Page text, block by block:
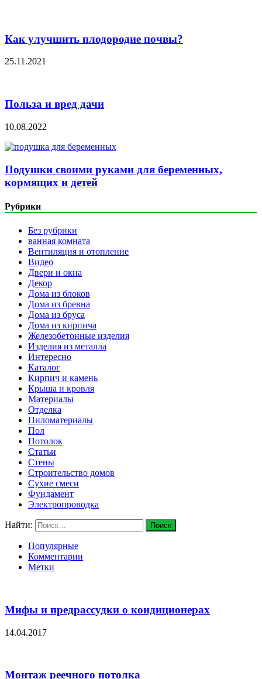
Как улучшить плодородие почвы?
25.11.2021
Польза и вред дачи
10.08.2022
Подушки своими руками для беременных,
кормящих и детей
Рубрики
Без рубрики
ванная комната
Вентиляция и отопление
Видео
Двери и окна
Декор
Дома из блоков
Дома из бревна
Дома из бруса
Дома из кирпича
Железобетонные изделия
Изделия из металла
Интересно
Каталог
Кирпич и камень
Крыша и кровля
Материалы
Отделка
Пиломатериалы
Пол
Потолок
Статьи
Стены
Строительство домов
Сухие смеси
Фундамент
Электропроводка
Найти:
Популярные
Комментарии
Метки
Мифы и предрассудки о кондиционерах
14.04.2017
Монтаж реечного потолка